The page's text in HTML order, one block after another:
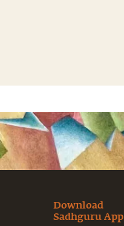
Download
Sadhguru App